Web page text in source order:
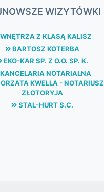
WIZYTÓWKI
Z KLASĄ KALISZ
BARTOSZ KOTERBA
EKO-KAR SP. Z O.O. SP. K.
KANCELARIA NOTARIALNA
KWELLA - NOTARIUSZ
ZŁOTORYJA
STAL-HURT S.C.